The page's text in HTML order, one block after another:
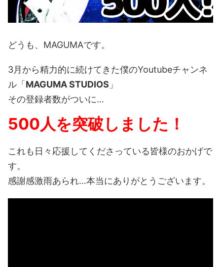
どうも、MAGUMAです。
3月から精力的に続けてきた僕のYoutubeチャンネ
ル「 MAGUMA STUDIOS 」
その登録者数がついに…
500人を突破しました！
これも日々応援してくださっている皆様のおかげで
す。
感謝感激雨あられ…本当にありがとうございます。